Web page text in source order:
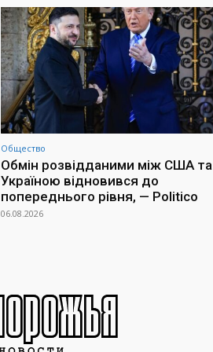
Общество
Обмін розвідданими між США та
Україною відновився до
попереднього рівня, — Politico
06.08.2026